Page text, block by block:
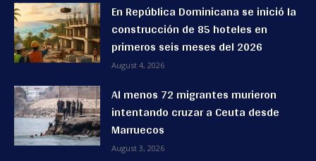
En República Dominicana se inició la
construcción de 85 hoteles en
primeros seis meses del 2026
August 4, 2026
Al menos 72 migrantes murieron
intentando cruzar a Ceuta desde
Marruecos
August 3, 2026